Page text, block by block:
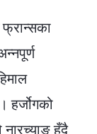
हर्जोगको
नारच्याङ हुँदै